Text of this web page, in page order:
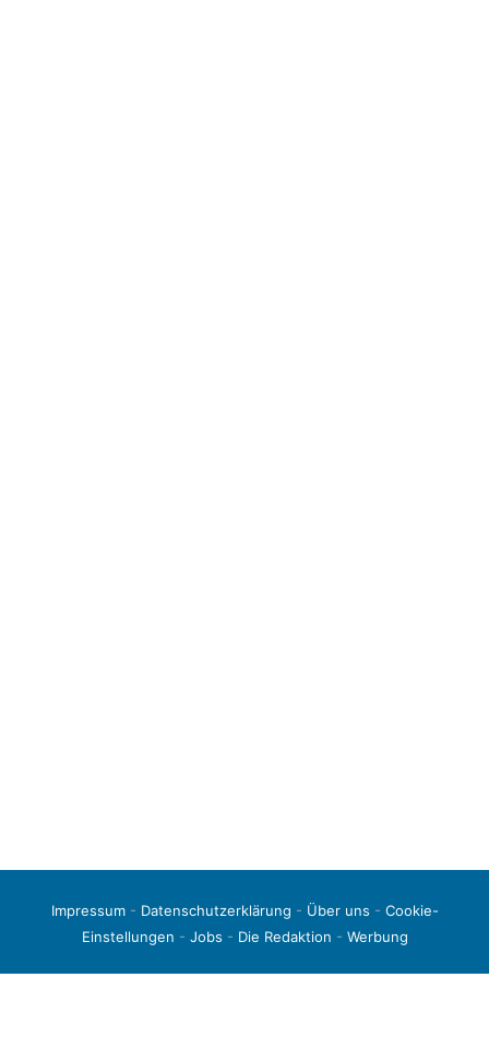
Impressum- Datenschutzerklärung - Über uns - Cookie-
Einstellungen - Jobs - Die Redaktion - Werbung